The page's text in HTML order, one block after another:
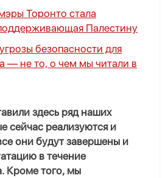
Торонто стала
Палестину
безопасности для
— не то, о чем мы читали в
здесь ряд наших
сейчас реализуются и
они будут завершены и
в течение
Кроме того, мы